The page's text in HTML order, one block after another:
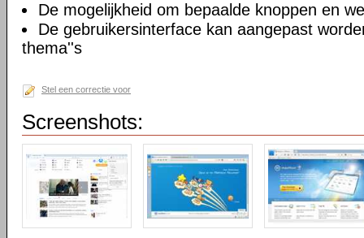
De mogelijkheid om bepaalde knoppen en
De gebruikersinterface kan aangepast
thema''s
Stel een correctie voor
Screenshots: